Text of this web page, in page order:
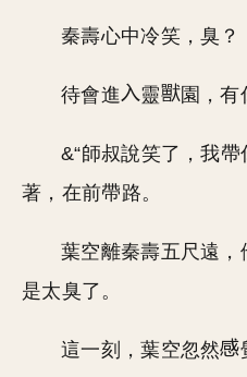
秦壽心中冷笑，臭？
待會進 靈 園，有
&“師叔說笑了，我帶
著，在前帶路。
葉空離秦壽五尺遠，
是太臭了。
這一刻，葉空忽然